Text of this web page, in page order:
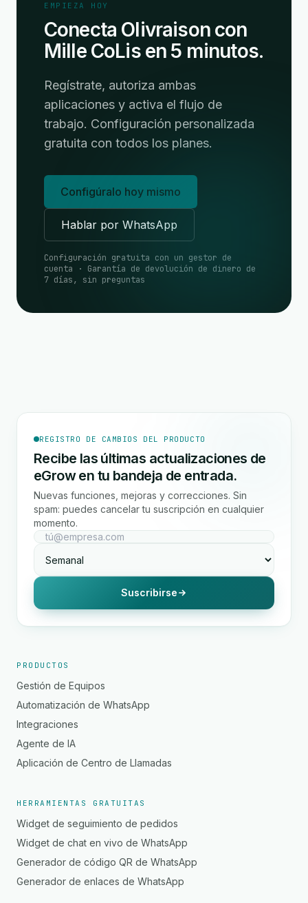
EMPIEZA HOY
Conecta Olivraison con
Mille CoLis en 5 minutos.
Regístrate, autoriza ambas
aplicaciones y activa el flujo de
trabajo. Configuración personalizada
gratuita con todos los planes.
Configúralo hoy mismo
Hablar por WhatsApp
Configuración gratuita con un gestor de
cuenta · Garantía de devolución de dinero de
7 días, sin preguntas
REGISTRO DE CAMBIOS DEL PRODUCTO
Recibe las últimas actualizaciones de
eGrow en tu bandeja de entrada.
Nuevas funciones, mejoras y correcciones. Sin
spam: puedes cancelar tu suscripción en cualquier
momento.
Suscribirse
PRODUCTOS
Gestión de Equipos
Automatización de WhatsApp
Integraciones
Agente de IA
Aplicación de Centro de Llamadas
HERRAMIENTAS GRATUITAS
Widget de seguimiento de pedidos
Widget de chat en vivo de WhatsApp
Generador de código QR de WhatsApp
Generador de enlaces de WhatsApp